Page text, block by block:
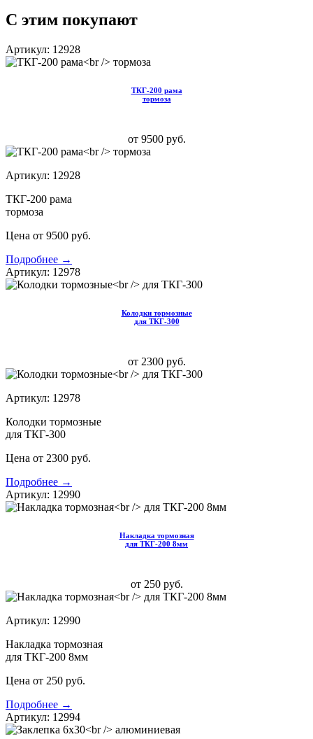
С этим покупают
Артикул: 12928
ТКГ-200 рама
тормоза
от 9500 руб.
Артикул: 12928
ТКГ-200 рама
тормоза
Цена от 9500 руб.
Подробнее →
Артикул: 12978
Колодки тормозные
для ТКГ-300
от 2300 руб.
Артикул: 12978
Колодки тормозные
для ТКГ-300
Цена от 2300 руб.
Подробнее →
Артикул: 12990
Накладка тормозная
для ТКГ-200 8мм
от 250 руб.
Артикул: 12990
Накладка тормозная
для ТКГ-200 8мм
Цена от 250 руб.
Подробнее →
Артикул: 12994